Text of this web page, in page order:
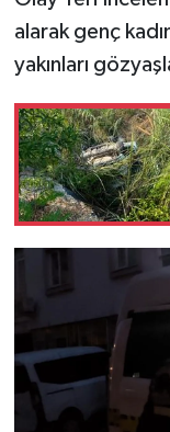
alarak genç
yakınları